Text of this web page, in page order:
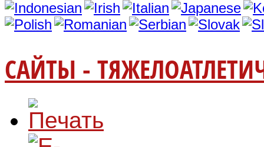
САЙТЫ -